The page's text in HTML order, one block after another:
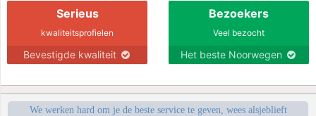
Serieus
kwaliteitsprofielen
Bevestigde kwaliteit
Bezoekers
Veel bezocht
Het beste Noorwegen
We werken hard om je de beste service te geven, wees alsjeblieft